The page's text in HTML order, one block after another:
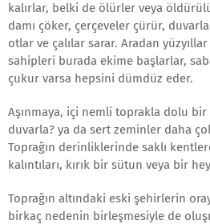
kalırlar, belki de ölürler veya
damı çöker, çerçeveler çürür,
otlar ve çalılar sarar. Aradan
sahipleri burada ekime başlarlar,
çukur varsa hepsini dümdüz eder.
Aşınmaya, içi nemli toprakla dolu
duvarla? ya da sert zeminler daha
Toprağın derinliklerinde saklı
kalıntıları, kırık bir sütun veya bir
Toprağın altındaki eski şehirlerin
birkaç nedenin birleşmesiyle de